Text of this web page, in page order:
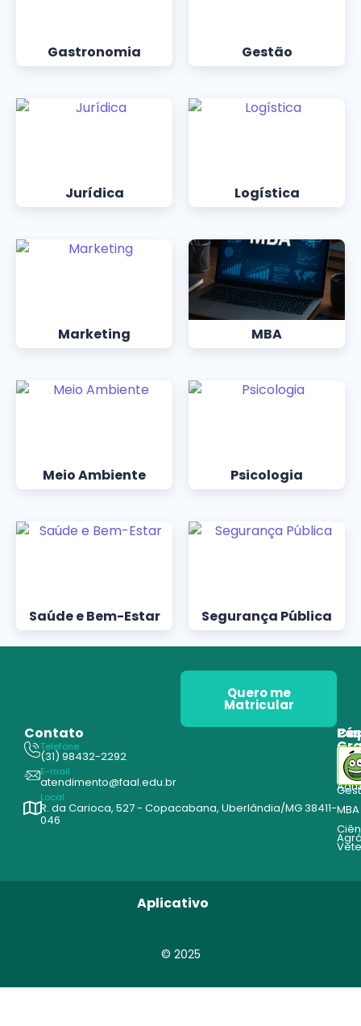
Gastronomia Gestão
Jurídica Logística
Marketing MBA
Meio Ambiente Psicologia
Saúde e Bem-Estar Segurança Pública
Quero me
Matricular
Contato
Telefone
(31) 98432-2292
E-mail
atendimento@faal.edu.br
Local
R. da Carioca, 527 - Copacabana, Uberlândia/MG 38411-
046
MBA
© 2025
Aplicativo